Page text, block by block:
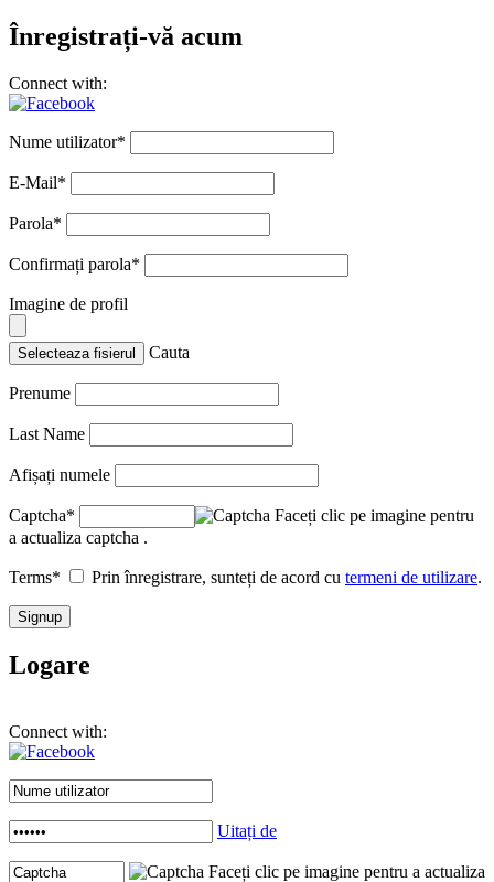
Înregistrați-vă acum
Connect with:
Nume utilizator*
E-Mail*
Parola*
Confirmați parola*
Imagine de profil
Selecteaza fisierul Cauta
Prenume
Last Name
Afișați numele
Captcha*
Faceți clic pe imagine pentru
a actualiza captcha .
Terms* Prin înregistrare, sunteți de acord cu termeni de utilizare.
Logare
Connect with:
Uitați de
Faceți clic pe imagine pentru a actualiza